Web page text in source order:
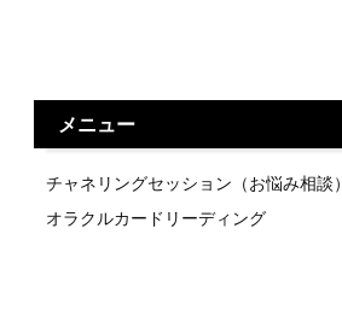
メニュー
チャネリングセッション（お悩み相談）
オラクルカードリーディング